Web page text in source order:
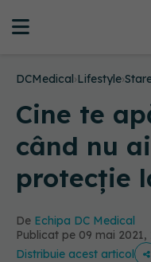
DCMedical›Lifestyle›
Cine te
când nu
protecție
De Echipa DC Medical
Publicat pe 09 mai 2021,
Distribuie acest articol